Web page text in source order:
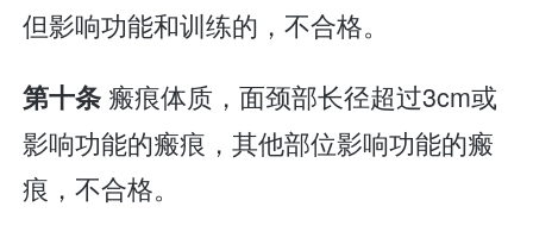
但影响功能和训练的，不合格。
第十条 瘢痕体质，面颈部长径超过3cm或
影响功能的瘢痕，其他部位影响功能的瘢
痕，不合格。